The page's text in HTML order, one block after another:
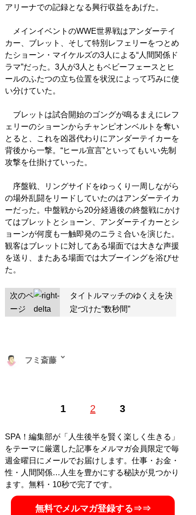
アリーナでの記録となる興行収益をあげた。
メインイベントのWWE世界戦はアンダーテイ
カー、ブレット、そして特別レフェリーをつとめ
たショーン・マイケルズの3人による“人間関係ド
ラマ”だった。3人が3人ともベビーフェースとヒ
ールのふたつの立ち位置を状況によって巧みに使
い分けていた。
ブレットは試合開始のゴングが鳴るまえにレフ
ェリーのショーンからチャンピオンベルトを奪い
とると、これを凶器代わりにアンダーテイカーを
背後から一撃。“ヒール宣言”といってもいい先制
攻撃を仕掛けていった。
序盤戦、リングサイドをゆっくり一周しながら
の場外乱闘をリードしていたのはアンダーテイカ
ーだった。中盤戦から20分経過後の終盤戦にかけ
てはブレットとショーン、アンダーテイカーとシ
ョーンが何度も一触即発のニラミ合いを演じた。
観客はブレットに対してある場面では大きな声援
を送り、またある場面では大ブーイングを浴びせ
た。
次のペ
ージ
タイトルマッチのゆくえを決
定づけた“数秒間”
1 2 3
フミ斎藤
SPA！編集部が「人生後半を賢く楽しく生きる」
をテーマに厳選した記事をメルマガ会員限定で毎
週金曜日にメールでお届けします。仕事・お金・
性・人間関係…人生を豊かにする秘訣が見つかり
ます。無料・10秒で完了です。
無料でメルマガ登録する⇒⇒